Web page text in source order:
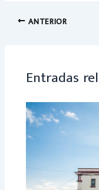
o
ANTERIOR
Entradas